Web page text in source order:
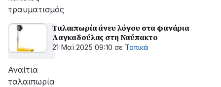
τραυματισμός
Ταλαιπωρία άνευ λόγου στα φανάρια
Λαγκαδούλας στη Ναύπακτο
21 Μαϊ 2025 09:10 σε Τοπικά
Αναίτια
ταλαιπωρία